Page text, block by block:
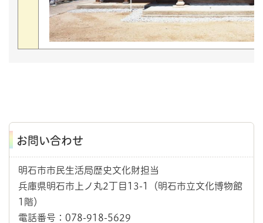
お問い合わせ
明石市市民生活局歴史文化財担当
兵庫県明石市上ノ丸2丁目13-1（明石市立文化博物館
1階）
電話番号：078-918-5629